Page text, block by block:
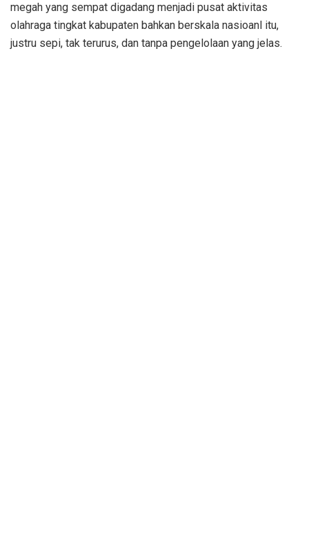
megah yang sempat digadang menjadi pusat aktivitas
olahraga tingkat kabupaten bahkan berskala nasioanl itu,
justru sepi, tak terurus, dan tanpa pengelolaan yang jelas.